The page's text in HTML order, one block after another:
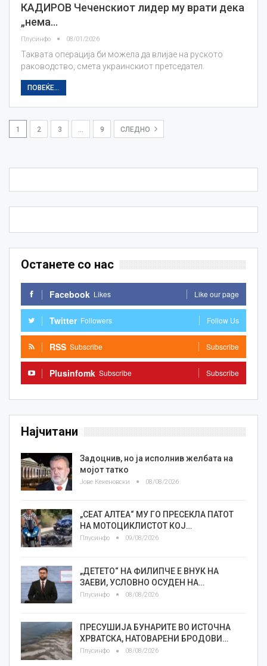
КАДИРОВ Чеченскиот лидер му врати дека
„нема…
Плусинфо 08/01/2026
Таквата операција би можела да влијае на руското
раководство, смета украинскиот претседател.
ПОВЕЌЕ...
1 2 3 9 СЛЕДНО
Останете со нас
Facebook Likes Like our page
Twitter Followers Follow Us
RSS Subscribe Subscribe
Plusinfomk Subscribe Subscribe
Најчитани
Задоцнив, но ја исполнив желбата на
мојот татко
Јове Кекеновски 08/08/2026
„СЕАТ АЛТЕА“ МУ ГО ПРЕСЕКЛА ПАТОТ
НА МОТОЦИКЛИСТОТ КОЈ…
Плусинфо 09/08/2026
„ДЕТЕТО“ НА ФИЛИПЧЕ Е ВНУК НА
ЗАЕВИ, УСЛОВНО ОСУДЕН НА…
Плусинфо 08/08/2026
ПРЕСУШИЈА БУНАРИТЕ ВО ИСТОЧНА
ХРВАТСКА, НАТОВАРЕНИ БРОДОВИ…
Плусинфо 08/08/2026